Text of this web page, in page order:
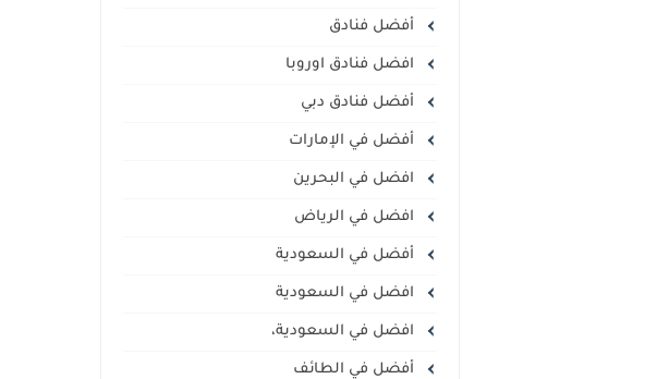
أفضل فنادق
افضل فنادق اوروبا
أفضل فنادق دبي
أفضل في الإمارات
افضل في البحرين
افضل في الرياض
أفضل في السعودية
افضل في السعودية
افضل في السعودية،
أفضل في الطائف